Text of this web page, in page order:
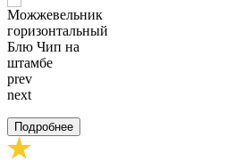
prev
next
Подробнее